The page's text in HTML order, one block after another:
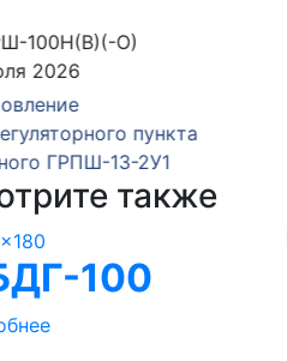
2026
пункта
ГРПШ-13-2У1
также
100